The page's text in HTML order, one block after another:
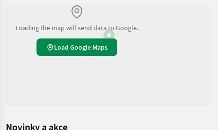
Loading the map will send data to Google.
Load Google Maps
Novinky a akce